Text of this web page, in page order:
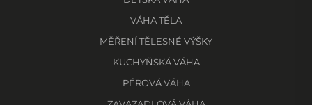
VÁHA TĚLA
MĚŘENÍ TĚLESNÉ VÝŠKY
KUCHYŇSKÁ VÁHA
PÉROVÁ VÁHA